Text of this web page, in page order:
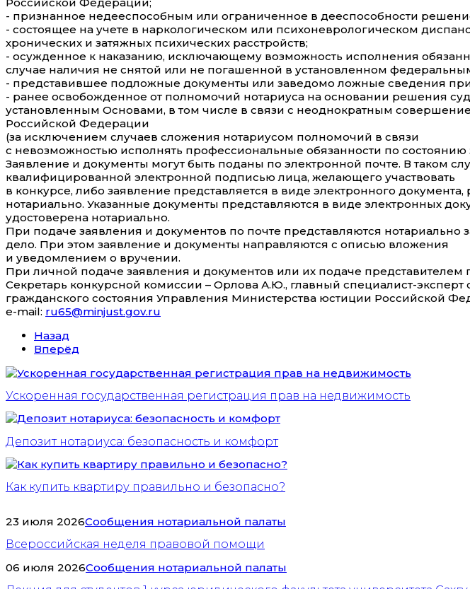
- признанное недееспособным или ограниченное в дееспособности
- состоящее на учете в наркологическом или психоневрологическом
хронических и затяжных психических расстройств;
- осужденное к наказанию, исключающему возможность исполнения
случае наличия не снятой или не погашенной в установленном
- представившее подложные документы или заведомо ложные сведения при
- ранее освобожденное от полномочий нотариуса на основании решения
установленным Основами, в том числе в связи с неоднократным
Российской Федерации
(за исключением случаев сложения нотариусом полномочий в связи
с невозможностью исполнять профессиональные обязанности по состоянию
Заявление и документы могут быть поданы по электронной почте. В таком
квалифицированной электронной подписью лица, желающего участвовать
в конкурсе, либо заявление представляется в виде электронного
нотариально. Указанные документы представляются в виде электронных
удостоверена нотариально.
При подаче заявления и документов по почте представляются
дело. При этом заявление и документы направляются с описью вложения
и уведомлением о вручении.
При личной подаче заявления и документов или их подаче
Секретарь конкурсной комиссии – Орлова А.Ю., главный специалист-эксперт
гражданского состояния Управления Министерства юстиции Российской
e-mail: ru65@minjust.gov.ru
Назад
Вперёд
Ускоренная государственная регистрация прав на недвижимость
Депозит нотариуса: безопасность и комфорт
Как купить квартиру правильно и безопасно?
23 июля 2026Сообщения нотариальной палаты
Всероссийская неделя правовой помощи
06 июля 2026Сообщения нотариальной палаты